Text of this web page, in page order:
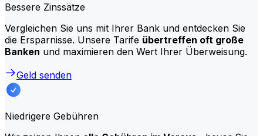
Bessere Zinssätze
Vergleichen Sie uns mit Ihrer Bank und entdecken Sie
die Ersparnisse. Unsere Tarife übertreffen oft große
Banken und maximieren den Wert Ihrer Überweisung.
Geld senden
Niedrigere Gebühren